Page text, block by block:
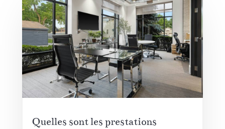
Quelles sont les prestations